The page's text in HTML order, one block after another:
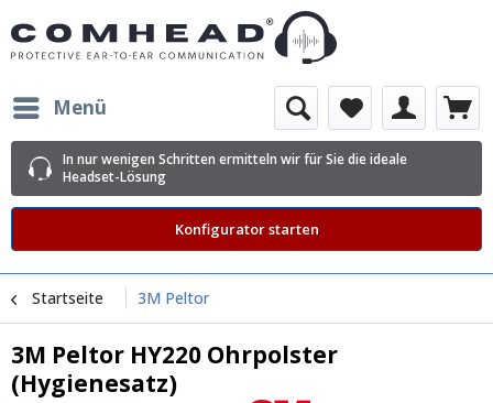
Menü
In nur wenigen Schritten ermitteln wir für Sie die ideale
Headset-Lösung
Konfigurator starten
Startseite 3M Peltor
3M Peltor HY220 Ohrpolster
(Hygienesatz)